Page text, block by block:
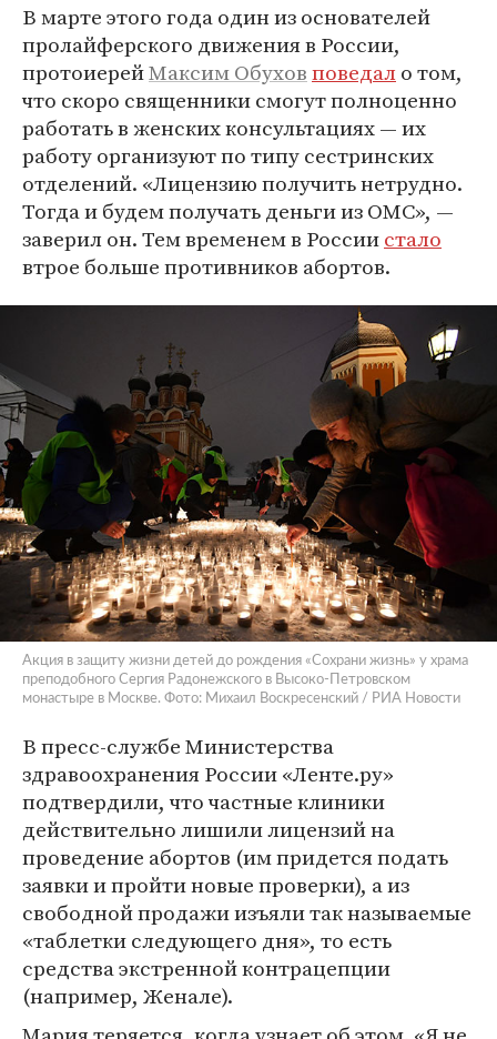
В марте этого года один из основателей
пролайферского движения в России,
протоиерейМаксим Обуховповедало том,
что скоро священники смогут полноценно
работать в женских консультациях — их
работу организуют по типу сестринских
отделений. «Лицензию получить нетрудно.
Тогда и будем получать деньги из ОМС», —
заверил он. Тем временем в Россиистало
втрое больше противников абортов.
Акция в защиту жизни детей до рождения «Сохрани жизнь» у храма
преподобного Сергия Радонежского в Высоко-Петровском
монастыре в Москве. Фото: Михаил Воскресенский / РИА Новости
В пресс-службе Министерства
здравоохранения России «Ленте.ру»
подтвердили, что частные клиники
действительно лишили лицензий на
проведение абортов (им придется подать
заявки и пройти новые проверки), а из
свободной продажи изъяли так называемые
«таблетки следующего дня», то есть
средства экстренной контрацепции
(например, Женале).